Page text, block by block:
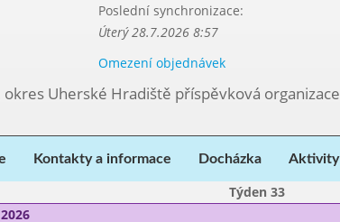
Poslední synchronizace:
Úterý 28.7.2026 8:57
Omezení objednávek
Uherské Hradiště příspěvková organizace
Kontakty a informace Docházka Aktivity
Týden 33